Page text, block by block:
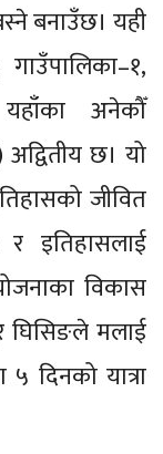
बनाउँछ। यही
यहाँका अनेकौँ
छ। यो
जीवित
इतिहासलाई
विकास
घिसिङले मलाई
दिनको यात्रा